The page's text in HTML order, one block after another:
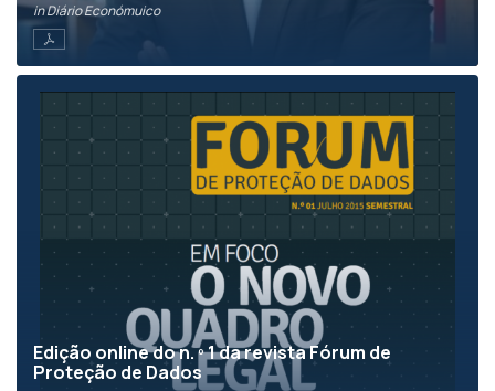
in Diário Económuico
Edição online do n. º 1 da revista Fórum de
Proteção de Dados